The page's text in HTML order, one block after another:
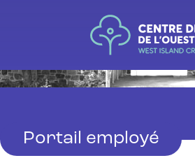
Portail employé